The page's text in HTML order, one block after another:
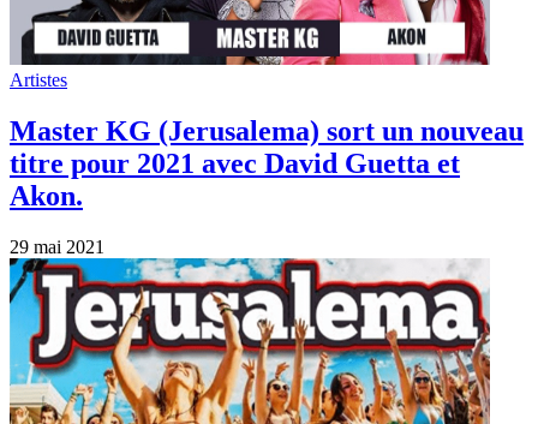
Artistes
Master KG (Jerusalema) sort un nouveau
titre pour 2021 avec David Guetta et
Akon.
29 mai 2021